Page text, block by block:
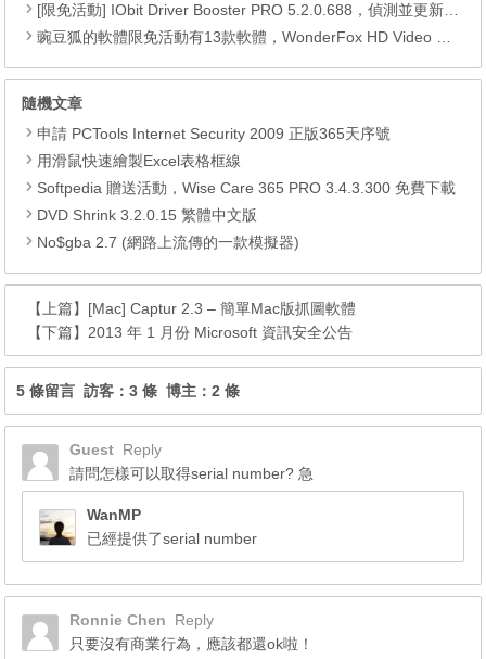
[限免活動] IObit Driver Booster PRO 5.2.0.688，偵測並更新最新驅動程式，可以自動更新驅動程式
豌豆狐的軟體限免活動有13款軟體，WonderFox HD Video Converter Factory Pro、 Watermark Software、WiseCare 365 Pro、Seed4.Me VPN、WinToFlash Professional、RightNote Standard、ONLYOFFICE Cloud Office、Epubor Ultimate、Folder Marker Home 、Clipà.Vu、Preloaders、Animiz Professional 以及 DoYourData Uninstaller Pro。
隨機文章
申請 PCTools Internet Security 2009 正版365天序號
用滑鼠快速繪製Excel表格框線
Softpedia 贈送活動，Wise Care 365 PRO 3.4.3.300 免費下載
DVD Shrink 3.2.0.15 繁體中文版
No$gba 2.7 (網路上流傳的一款模擬器)
【上篇】 [Mac] Captur 2.3 – 簡單Mac版抓圖軟體
【下篇】2013 年 1 月份 Microsoft 資訊安全公告
5 條留言 訪客：3 條 博主：2 條
Guest Reply
請問怎樣可以取得serial number? 急
WanMP
已經提供了serial number
Ronnie Chen
Reply
只要沒有商業行為，應該都還ok啦！